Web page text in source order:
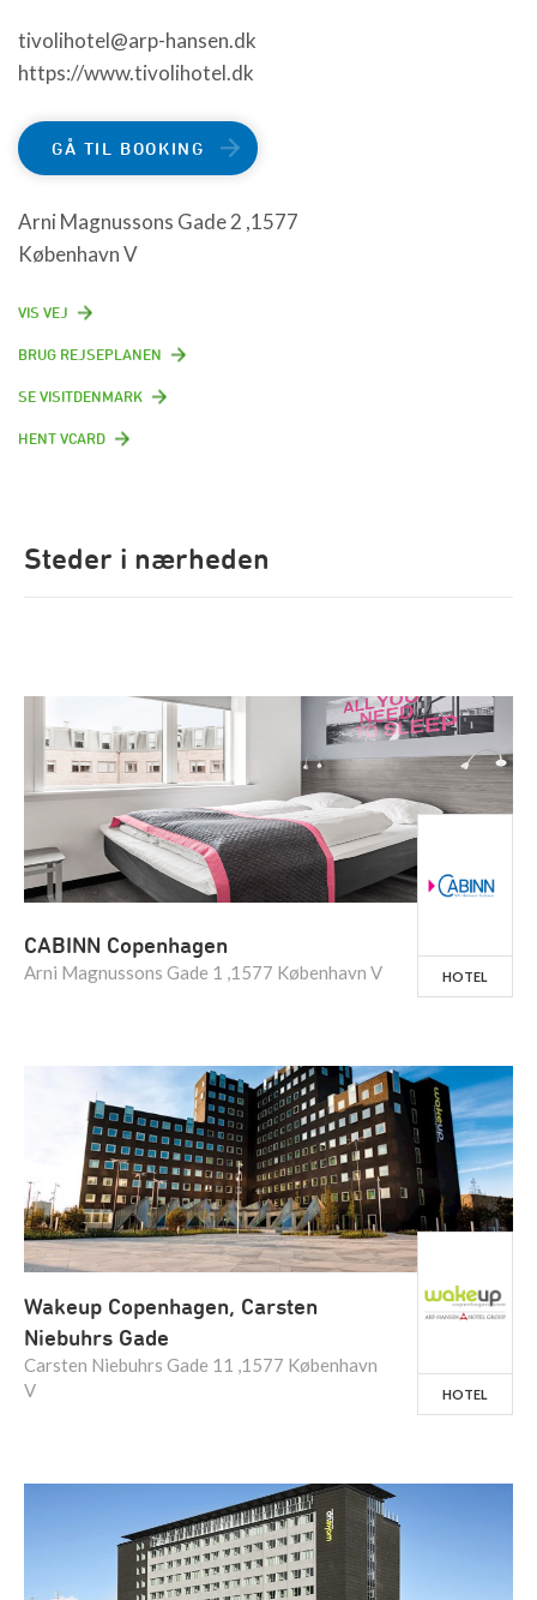
tivolihotel@arp-hansen.dk
https://www.tivolihotel.dk
GÅ TIL BOOKING
Arni Magnussons Gade 2 ,1577
København V
VIS VEJ
BRUG REJSEPLANEN
SE VISITDENMARK
HENT VCARD
Steder i nærheden
CABINN Copenhagen
Arni Magnussons Gade 1 ,1577 København V HOTEL
Wakeup Copenhagen, Carsten
Niebuhrs Gade
Carsten Niebuhrs Gade 11 ,1577 København
V
HOTEL